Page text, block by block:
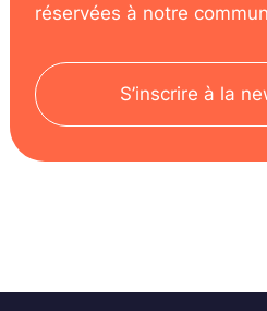
réservées à notre
S’inscrire à la